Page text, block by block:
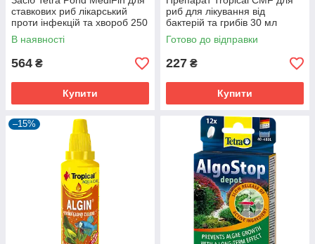
ставкових риб лікарський
проти інфекцій та хвороб 250
мл на 5000 л
В наявності
564 ₴
Купити
риб для лікування від
бактерій та грибів 30 мл
Готово до відправки
227 ₴
Купити
–15%